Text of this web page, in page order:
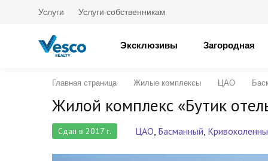
Услуги Услуги собственникам
Эксклюзивы Загородная
Главная страница Жилые комплексы ЦАО
Жилой комплекс «Бутик
Сдан в 2017 г. ЦАО, Басманный,